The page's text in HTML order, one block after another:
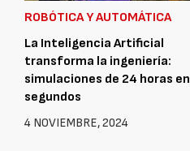
ROBÓTICA Y AUTOMÁTICA
La Inteligencia Artificial
transforma la ingeniería:
simulaciones de 24 horas en
segundos
4 NOVIEMBRE, 2024